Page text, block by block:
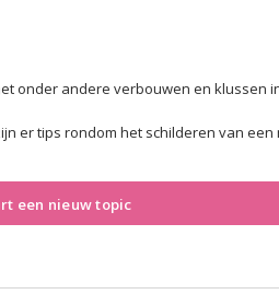
onder andere verbouwen en klussen
er tips rondom het schilderen van
een nieuw topic